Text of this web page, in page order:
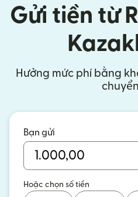
Gửi tiền từ
Hưởng mức phí bằng
Bạn gửi
Hoặc chọn số tiền